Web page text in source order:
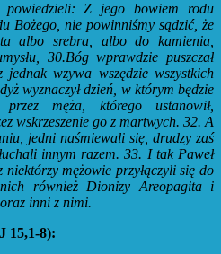
powiedzieli: Z jego bowiem rodu
Bożego, nie powinniśmy sądzić, że
albo srebra, albo do kamienia,
30.Bóg wprawdzie puszczał
jednak wzywa wszędzie wszystkich
wyznaczył dzień, w którym będzie
męża, którego ustanowił,
wskrzeszenie go z martwych. 32. A
jedni naśmiewali się, drudzy zaś
innym razem. 33. I tak Paweł
niektórzy mężowie przyłączyli się do
również Dionizy Areopagita i
inni z nimi.
15,1-8):